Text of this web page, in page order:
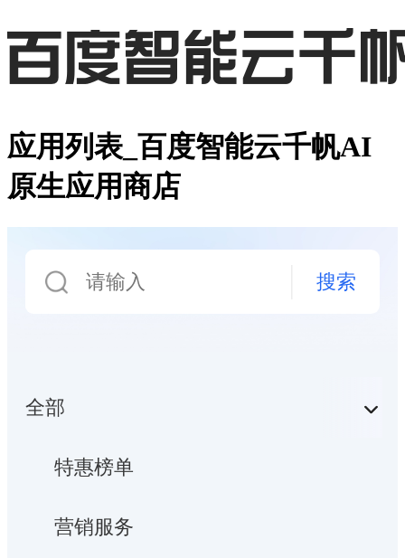
应用列表_百度智能云千帆AI
原生应用商店
搜索
全部
特惠榜单
营销服务